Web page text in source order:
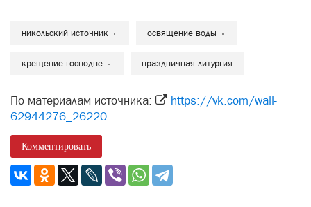
никольский источник освящение воды
крещение господне праздничная литургия
По материалам источника:
https://vk.com/wall-
62944276_26220
Комментировать